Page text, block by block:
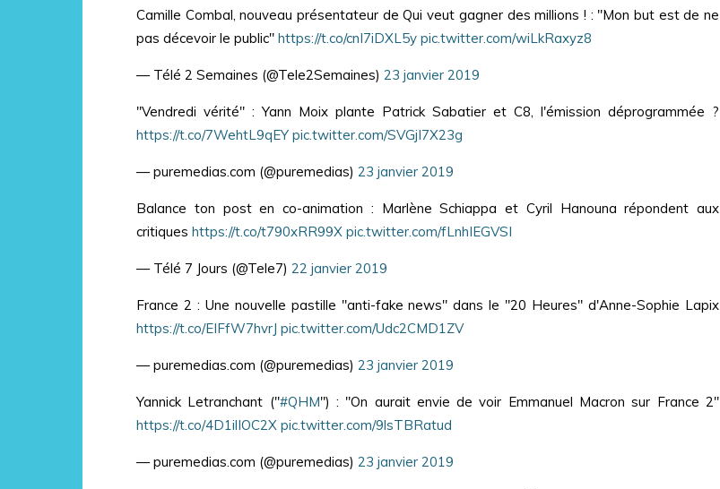
Camille Combal, nouveau présentateur de Qui veut gagner des millions ! : "Mon but est de ne
pas décevoir le public" https://t.co/cnI7iDXL5y pic.twitter.com/wiLkRaxyz8
— Télé 2 Semaines (@Tele2Semaines) 23 janvier 2019
"Vendredi vérité" : Yann Moix plante Patrick Sabatier et C8, l'émission déprogrammée ?
https://t.co/7WehtL9qEY pic.twitter.com/SVGjI7X23g
— puremedias.com (@puremedias) 23 janvier 2019
Balance ton post en co-animation : Marlène Schiappa et Cyril Hanouna répondent aux
critiques https://t.co/t790xRR99X pic.twitter.com/fLnhIEGVSI
— Télé 7 Jours (@Tele7) 22 janvier 2019
France 2 : Une nouvelle pastille "anti-fake news" dans le "20 Heures" d'Anne-Sophie Lapix
https://t.co/EIFfW7hvrJ pic.twitter.com/Udc2CMD1ZV
— puremedias.com (@puremedias) 23 janvier 2019
Yannick Letranchant ("#QHM") : "On aurait envie de voir Emmanuel Macron sur France 2"
https://t.co/4D1ilIOC2X pic.twitter.com/9lsTBRatud
— puremedias.com (@puremedias) 23 janvier 2019